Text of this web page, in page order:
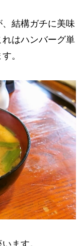
結構ガチに美味
はハンバーグ単
。
ます。